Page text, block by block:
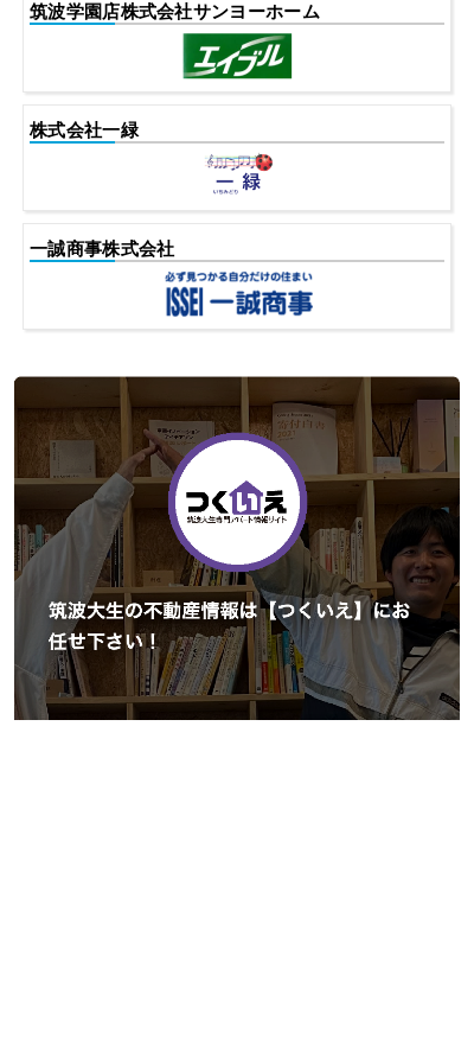
筑波学園店株式会社サンヨーホーム
株式会社一緑
一誠商事株式会社